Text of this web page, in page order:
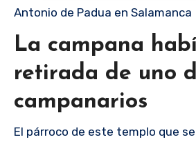
Antonio de Padua en Salamanca
La campana
retirada de uno
campanarios
El párroco de este templo que